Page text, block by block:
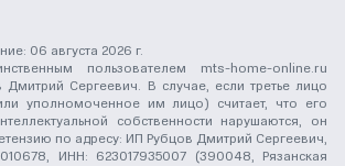
06 августа 2026 г.
пользователем mts-home-online.ru
Дмитрий Сергеевич. В случае, если третье лицо
уполномоченное им лицо) считает, что его
собственности нарушаются, он
по адресу: ИП Рубцов Дмитрий Сергеевич,
ИНН: 623017935007 (390048, Рязанская